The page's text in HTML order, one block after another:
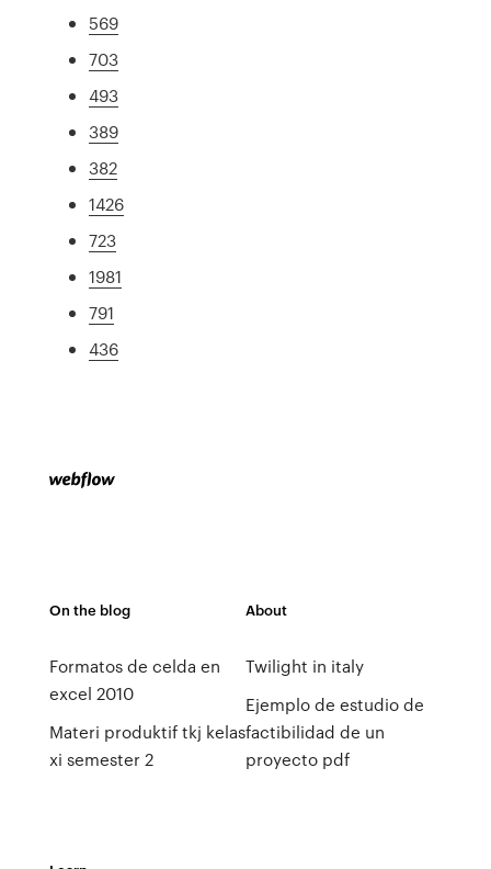
569
703
493
389
382
1426
723
1981
791
436
On the blog
Formatos de celda en
excel 2010
Materi produktif tkj kelas
xi semester 2
About
Twilight in italy
Ejemplo de estudio de
factibilidad de un
proyecto pdf